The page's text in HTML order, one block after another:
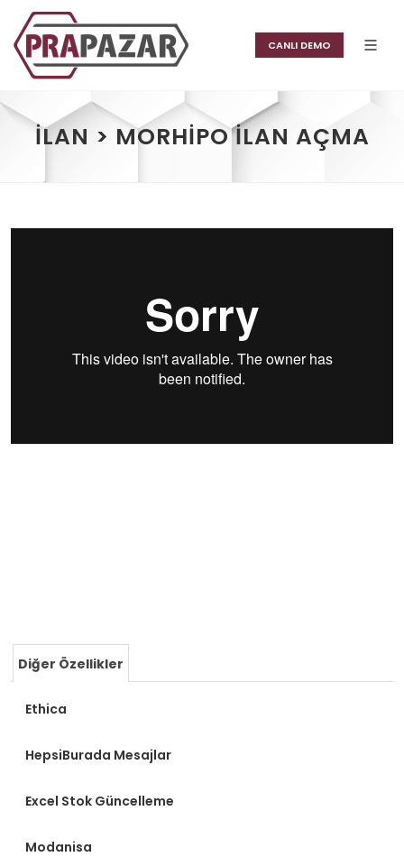
CANLI DEMO
İLAN > MORHIPO İLAN AÇMA
Diğer Özellikler
Ethica
HepsiBurada Mesajlar
Excel Stok Güncelleme
Modanisa